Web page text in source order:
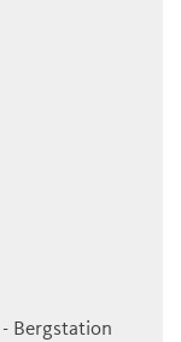
- Bergstation